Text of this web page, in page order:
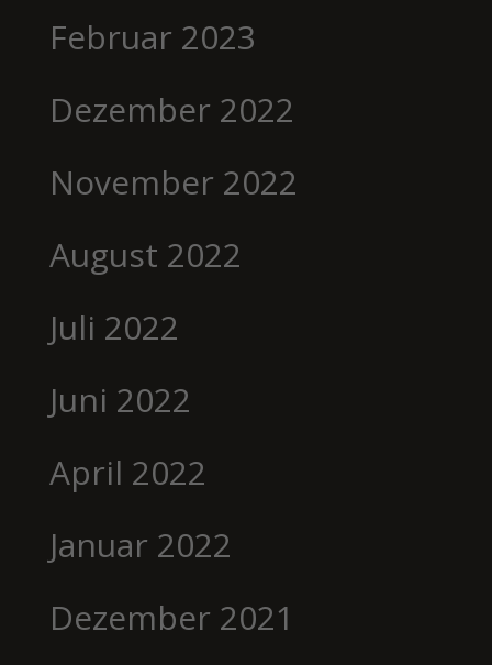
Februar 2023
Dezember 2022
November 2022
August 2022
Juli 2022
Juni 2022
April 2022
Januar 2022
Dezember 2021